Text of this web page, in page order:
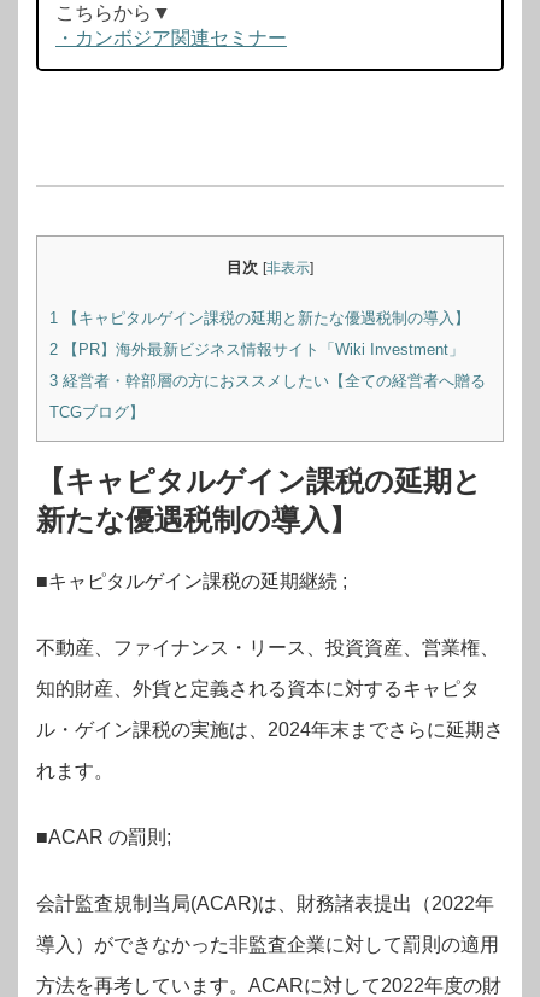
こちらから▼
・カンボジア関連セミナー
目次 [非表示]
1 【キャピタルゲイン課税の延期と新たな優遇税制の導入】
2 【PR】海外最新ビジネス情報サイト「Wiki Investment」
3 経営者・幹部層の方におススメしたい【全ての経営者へ贈る
TCGブログ】
【キャピタルゲイン課税の延期と
新たな優遇税制の導入】
■キャピタルゲイン課税の延期継続 ;
不動産、ファイナンス・リース、投資資産、営業権、
知的財産、外貨と定義される資本に対するキャピタ
ル・ゲイン課税の実施は、2024年末までさらに延期さ
れます。
■ACAR の罰則;
会計監査規制当局(ACAR)は、財務諸表提出（2022年
導入）ができなかった非監査企業に対して罰則の適用
方法を再考しています。ACARに対して2022年度の財